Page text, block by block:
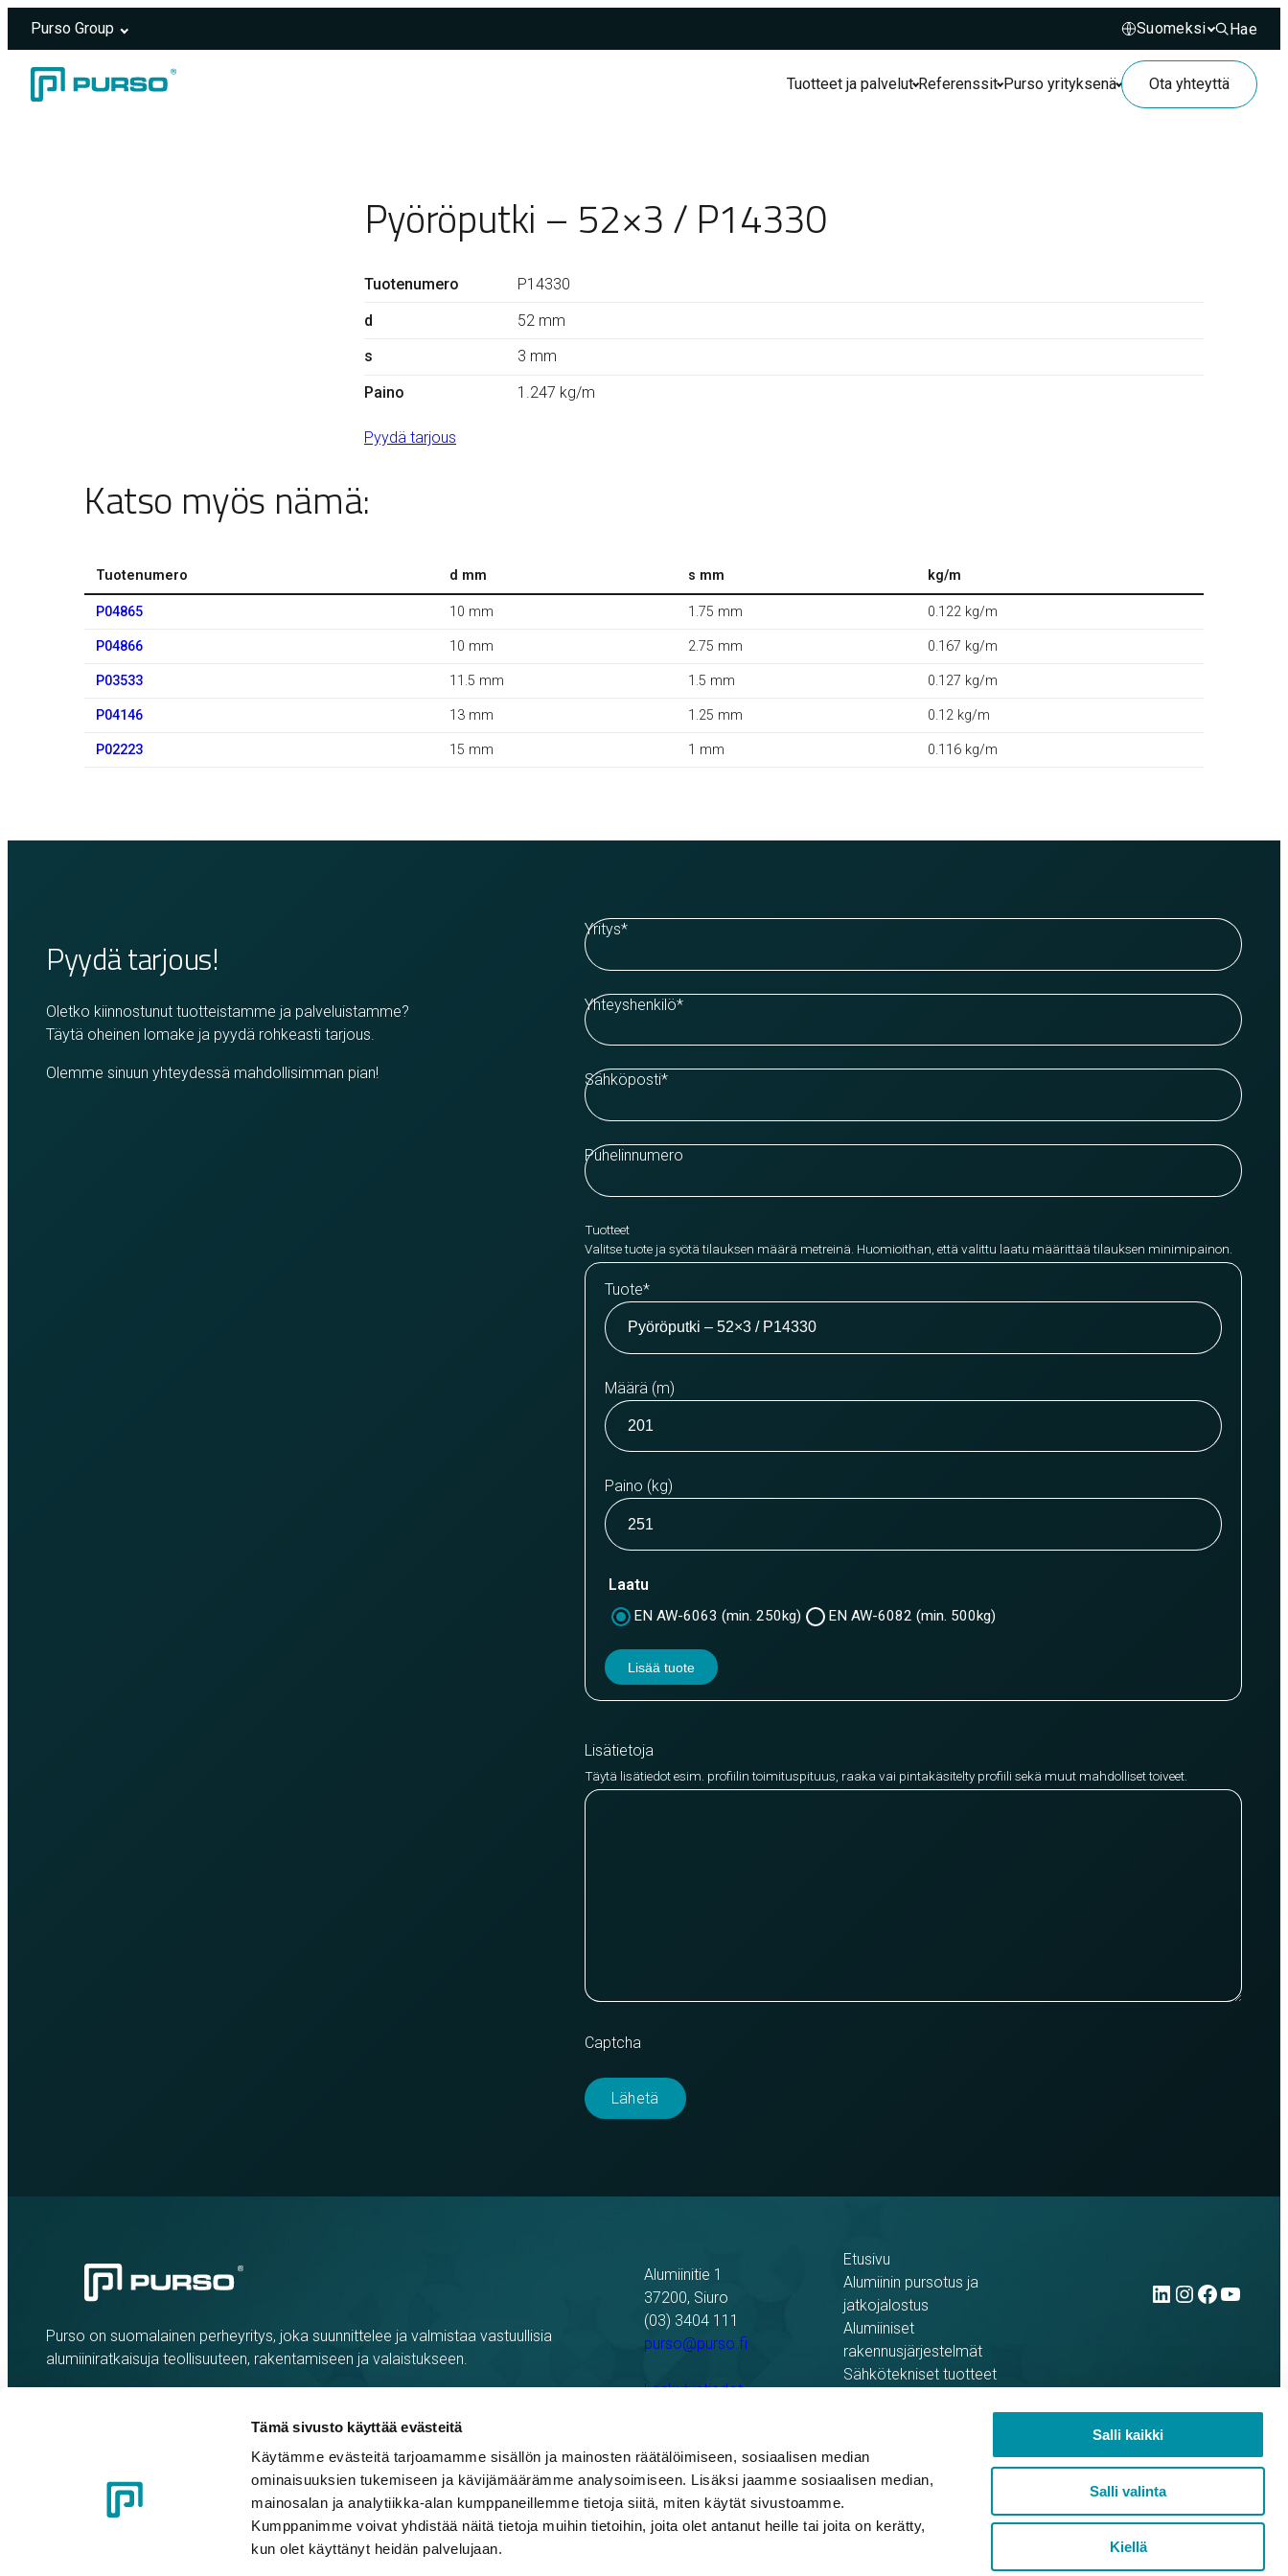
Tämä sivusto käyttää evästeitä
Käytämme evästeitä tarjoamamme sisällön ja mainosten räätälöimiseen, sosiaalisen median
ominaisuuksien tukemiseen ja kävijämäärämme analysoimiseen. Lisäksi jaamme sosiaalisen median,
mainosalan ja analytiikka-alan kumppaneillemme tietoja siitä, miten käytät sivustoamme.
Kumppanimme voivat yhdistää näitä tietoja muihin tietoihin, joita olet antanut heille tai joita on kerätty,
kun olet käyttänyt heidän palvelujaan.
Salli kaikki
Salli valinta
Kiellä
Purso Group
Hae
Hae
Tuotteet ja palvelut Referenssit Purso yrityksenä Ota yhteyttä
Pyöröputki – 52×3 / P14330
Tuotenumero
P14330
d
52 mm
s
3 mm
Paino
1.247 kg/m
Pyydä tarjous
Katso myös nämä:
Tuotenumero d mm s mm kg/m
P04865 10 mm 1.75 mm 0.122 kg/m
P04866 10 mm 2.75 mm 0.167 kg/m
P03533 11.5 mm 1.5 mm 0.127 kg/m
P04146 13 mm 1.25 mm 0.12 kg/m
P02223 15 mm 1 mm 0.116 kg/m
Pyydä tarjous!
Oletko kiinnostunut tuotteistamme ja palveluistamme?
Täytä oheinen lomake ja pyydä rohkeasti tarjous.
Olemme sinuun yhteydessä mahdollisimman pian!
Yritys*
Yhteyshenkilö*
Sähköposti*
Puhelinnumero
Tuotteet
Valitse tuote ja syötä tilauksen määrä metreinä. Huomioithan, että valittu laatu määrittää tilauksen minimipainon.
Tuote*
Määrä (m)
Paino (kg)
Laatu
EN AW-6063 (min. 250kg) EN AW-6082 (min. 500kg)
Lisää tuote
Lisätietoja
Täytä lisätiedot esim. profiilin toimituspituus, raaka vai pintakäsitelty profiili sekä muut mahdolliset toiveet.
Captcha
Purso on suomalainen perheyritys, joka suunnittelee ja valmistaa vastuullisia
alumiiniratkaisuja teollisuuteen, rakentamiseen ja valaistukseen.
Alumiinitie 1
37200, Siuro
(03) 3404 111
purso@purso.fi
Laskutustiedot
Etusivu
Alumiinin pursotus ja
jatkojalostus
Alumiiniset
rakennusjärjestelmät
Sähkötekniset tuotteet
LinkedIn